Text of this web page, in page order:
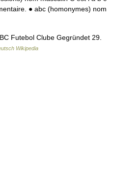
● abc (homonymes) nom
Futebol Clube Gegründet 29.
Wikipedia